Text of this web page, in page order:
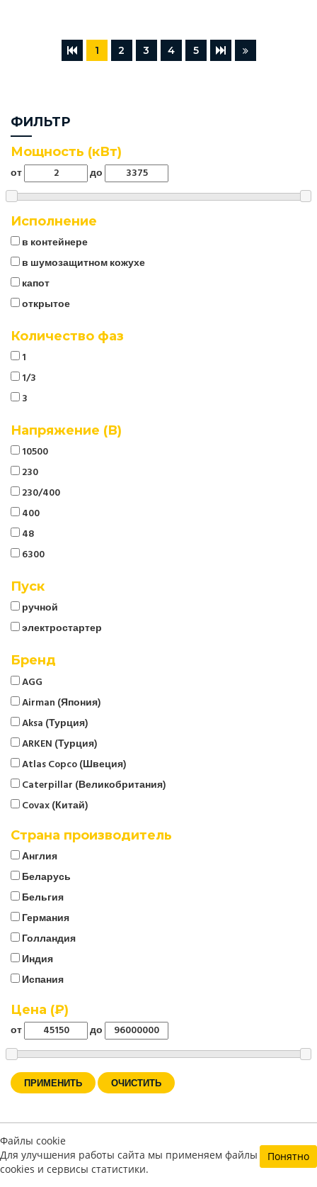
1 2 3 4 5
ФИЛЬТР
Мощность (кВт)
от до
Исполнение
в контейнере
в шумозащитном кожухе
капот
открытое
Количество фаз
1
1/3
3
Напряжение (В)
10500
230
230/400
400
48
6300
Пуск
ручной
электростартер
Бренд
AGG
Airman (Япония)
Aksa (Турция)
ARKEN (Турция)
Atlas Copco (Швеция)
Caterpillar (Великобритания)
Covax (Китай)
Cummins (Великобритания)
FOGO (Польша)
Fregat
Fubag
Geko (Германия)
Generac (США)
Gesan (Испания)
GMGen (Италия)
Greaves (Индия)
Страна производитель
Англия
Беларусь
Бельгия
Германия
Голландия
Индия
Испания
Италия
Китай
Корея
Польша
Россия
Турция
Франция
Швеция
Цена (₽)
от до
ПРИМЕНИТЬ
Файлы cookie
Для улучшения работы сайта мы применяем файлы
cookies и сервисы статистики.
Понятно